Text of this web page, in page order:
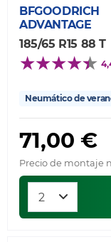
BFGOODRICH
ADVANTAGE
185/65 R15 88 T
Neumático de
71,00 €
Precio de montaje